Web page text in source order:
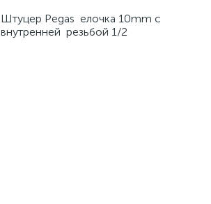
Штуцер Pegas елочка 10mm с
внутренней резьбой 1/2